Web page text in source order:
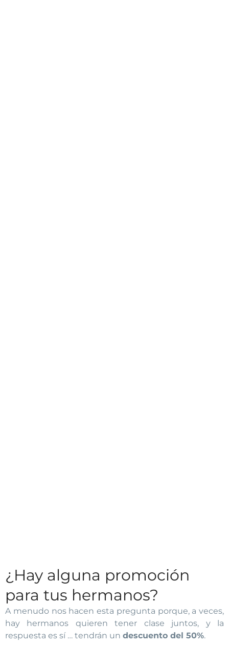
¿Hay alguna promoción
para tus hermanos?
A menudo nos hacen esta pregunta porque, a veces,
hay hermanos quieren tener clase juntos, y la
respuesta es sí … tendrán un descuento del 50%.